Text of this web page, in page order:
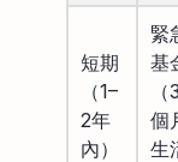
短期
（1–
2年
內）
緊
基
（3
個
生